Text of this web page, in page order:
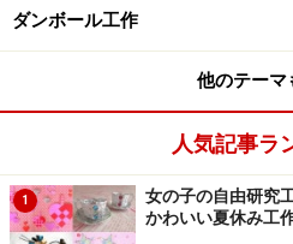
厚紙で作った筒に、本体用フ
エルトを巻き、下の部分を縫
ダンボール工作
他のテーマ
人気記事ラ
1
女の子の自由研究
かわいい夏休み工